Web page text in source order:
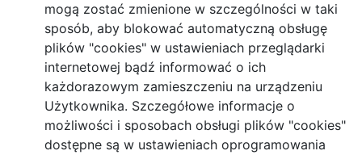
mogą zostać zmienione w szczególności w taki
sposób, aby blokować automatyczną obsługę
plików "cookies" w ustawieniach przeglądarki
internetowej bądź informować o ich
każdorazowym zamieszczeniu na urządzeniu
Użytkownika. Szczegółowe informacje o
możliwości i sposobach obsługi plików "cookies"
dostępne są w ustawieniach oprogramowania